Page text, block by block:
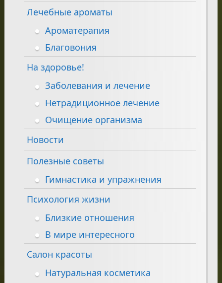
Лечебные ароматы
Ароматерапия
Благовония
На здоровье!
Заболевания и лечение
Нетрадиционное лечение
Очищение организма
Новости
Полезные советы
Гимнастика и упражнения
Психология жизни
Близкие отношения
В мире интересного
Салон красоты
Натуральная косметика